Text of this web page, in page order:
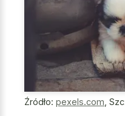
Źródło: pexels.com